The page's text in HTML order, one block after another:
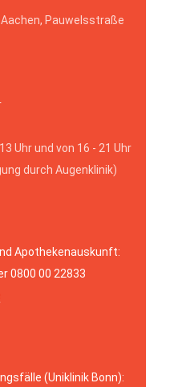
Pauwelsstraße
Uhr und von 16 - 21 Uhr
durch Augenklinik)
Apothekenauskunft:
0800 00 22833
(Uniklinik Bonn):